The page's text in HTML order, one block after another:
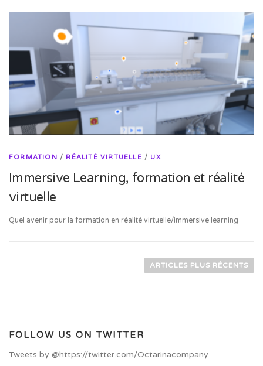
FORMATION / RÉALITÉ VIRTUELLE / UX
Immersive Learning, formation et réalité
virtuelle
Quel avenir pour la formation en réalité virtuelle/immersive learning
ARTICLES PLUS RÉCENTS
FOLLOW US ON TWITTER
Tweets by @https://twitter.com/Octarinacompany